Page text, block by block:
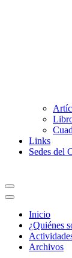
Links
Sedes del
Menú
de
Menú
navegación
Inicio
¿Quiénes
Archivos